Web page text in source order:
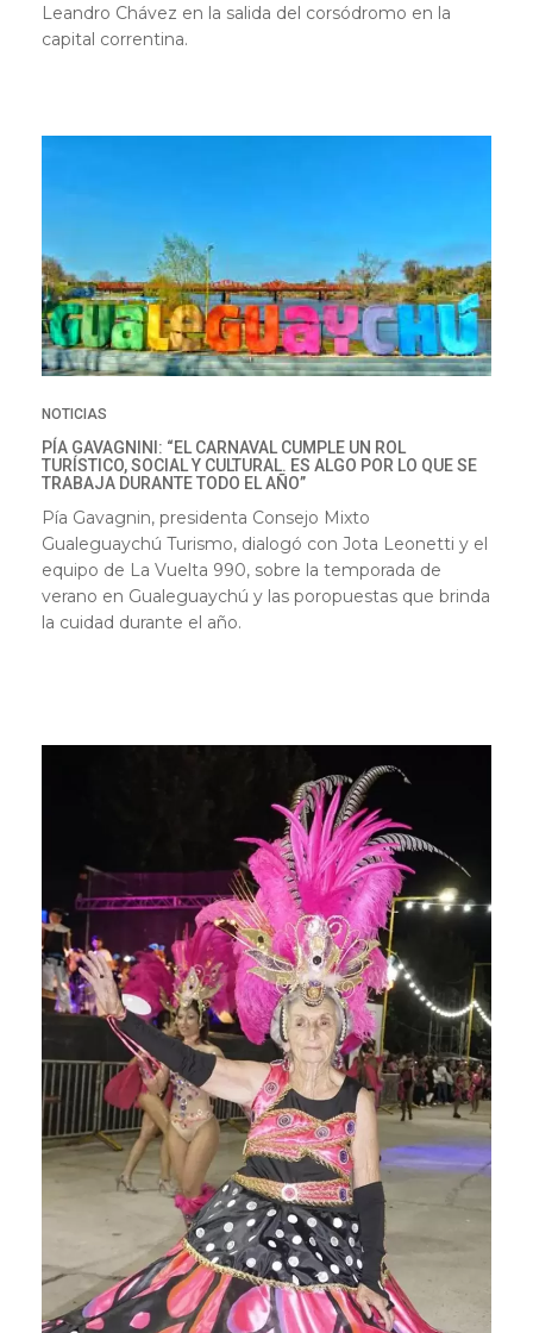
Leandro Chávez en la salida del corsódromo en la
capital correntina.
NOTICIAS
PÍA GAVAGNINI: “EL CARNAVAL CUMPLE UN ROL
TURÍSTICO, SOCIAL Y CULTURAL. ES ALGO POR LO QUE SE
TRABAJA DURANTE TODO EL AÑO”
Pía Gavagnin, presidenta Consejo Mixto
Gualeguaychú Turismo, dialogó con Jota Leonetti y el
equipo de La Vuelta 990, sobre la temporada de
verano en Gualeguaychú y las poropuestas que brinda
la cuidad durante el año.